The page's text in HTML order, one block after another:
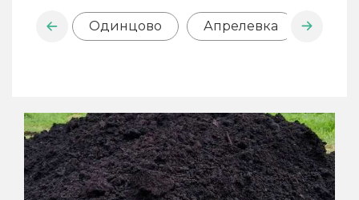
Одинцово Апрелевка